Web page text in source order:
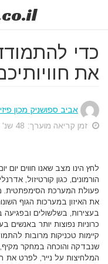
כדי
את
אביב ספושניק מכון
זמן קריאה מוערך: 48 שנ'
לחץ הינו מצב שאנו חווים יום
הורמונים, כגון קורטיזול,
פעולת המערכת הסימפתטית.
את האיזון במערכות הגוף
בעצירות, בשלשולים ובפגיעה
כרוניות נפוצות יותר
קיימות טכניקות מרובות
שנבדקה והוכחה במחקר מקיף,
המלחיצות על נייר, לפרט את